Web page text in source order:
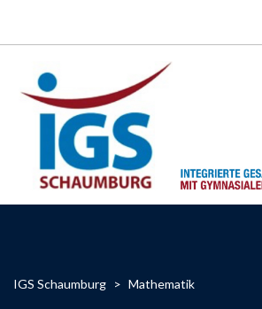
IGS Schaumburg > Mathematik